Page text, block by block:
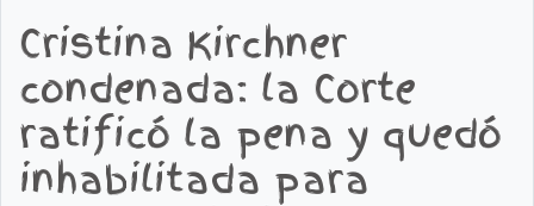
Cristina Kirchner
condenada: la Corte
ratificó la pena y quedó
inhabilitada para